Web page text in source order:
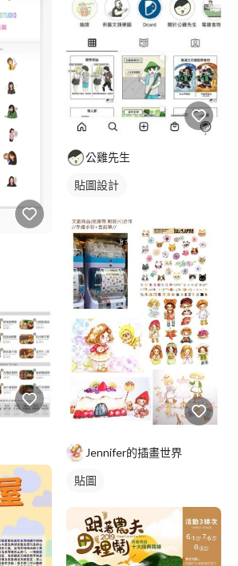
公雞先生
貼圖設計
Jennifer的插畫世界
貼圖